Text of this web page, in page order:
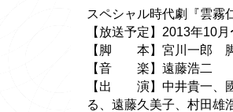
スペシャル時代劇『雲
【放送予定】2013年10
【脚 本】宮川一郎 脚
【音 楽】遠藤浩二
【出 演】中井貴一、
る、遠藤久美子、村田雄